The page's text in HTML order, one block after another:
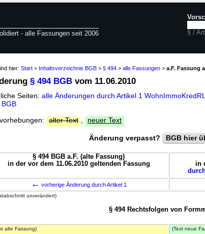
- alle Fassungen seit 2006 § /
hier: Start > Inhaltsverzeichnis BGB > § 494 > alle Fassungen > a.F. Fassung
§ 494 BGB vom 11.06.2010
Seiten: alle Änderungen durch Artikel 1
alter Text neuer Text
Änderung verpasst? BGB hier
§ 494 BGB a.F. (alte Fassung)
in der vor dem 11.06.2010 geltenden Fassung
in
← vorherige Änderung durch Artikel 1
unverändert)
§ 494 Rechtsfolgen von
alte Fassung) (Text neue